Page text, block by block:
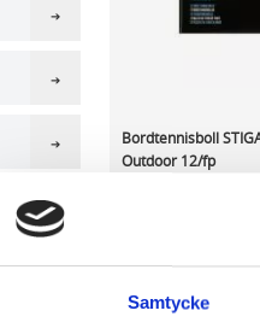
Samtycke
Bordtennisboll
Outdoor 12/fp
-